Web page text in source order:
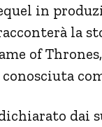
in
la
of
dichiarato